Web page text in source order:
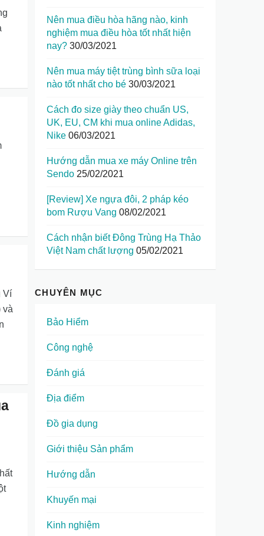
Ví
và
Nên mua điều hòa hãng nào, kinh
nghiệm mua điều hòa tốt nhất hiện
nay? 30/03/2021
Nên mua máy tiệt trùng bình sữa loại
nào tốt nhất cho bé 30/03/2021
Cách đo size giày theo chuẩn US,
UK, EU, CM khi mua online Adidas,
Nike 06/03/2021
Hướng dẫn mua xe máy Online trên
Sendo 25/02/2021
[Review] Xe ngựa đôi, 2 pháp kéo
bom Rượu Vang 08/02/2021
Cách nhận biết Đông Trùng Hạ Thảo
Việt Nam chất lượng 05/02/2021
CHUYÊN MỤC
Bảo Hiểm
Công nghệ
Đánh giá
Địa điểm
Đồ gia dụng
Giới thiệu Sản phẩm
Hướng dẫn
Khuyến mại
Kinh nghiệm